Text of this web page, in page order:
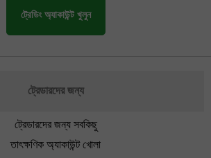
ট্রেডিং অ্যাকাউন্ট খুলুন
ট্রেডারদের জন্য
ট্রেডারদের জন্য সবকিছু
তাৎক্ষণিক অ্যাকাউন্ট খোলা